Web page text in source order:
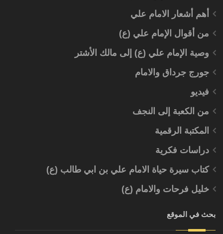
أهم أشعار الامام علي
من أقوال الإمام علي (ع)
وصية الإمام علي (ع) إلى مالك الأشتر
جورج جرداق والامام
فيديو
من الكعبة إلى النجف
المكتبة الرقمية
دراسات فكرية
كتاب سيرة حياة الامام علي بن ابي طالب (ع)
خليل فرحات والامام (ع)
بحث في الموقع